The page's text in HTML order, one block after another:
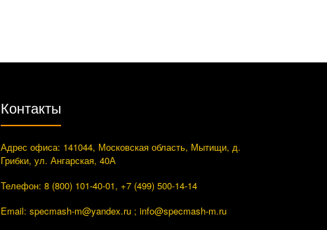
Контакты
Адрес офиса: 141044, Московская область, Мытищи, д.
Грибки, ул. Ангарская, 40А
Телефон: 8 (800) 101-40-01, +7 (499) 500-14-14
Email: specmash-m@yandex.ru ; info@specmash-m.ru